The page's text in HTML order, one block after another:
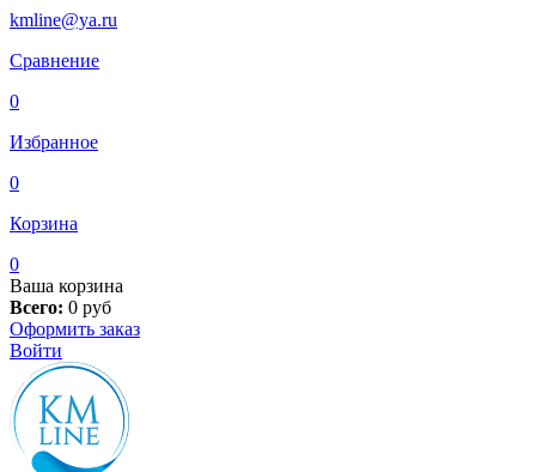
kmline@ya.ru
Сравнение
0
Избранное
0
Корзина
0
Ваша корзина
Всего: 0 руб
Оформить заказ
Войти